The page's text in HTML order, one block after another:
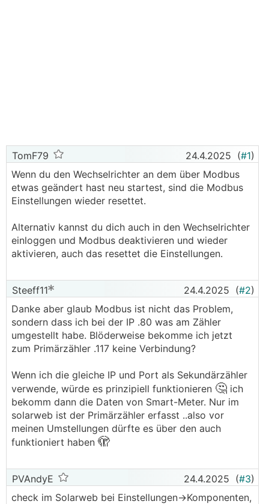
TomF79 24.4.2025 (#1)
Wenn du den Wechselrichter an dem über Modbus
etwas geändert hast neu startest, sind die Modbus
Einstellungen wieder resettet.
Alternativ kannst du dich auch in den Wechselrichter
einloggen und Modbus deaktivieren und wieder
aktivieren, auch das resettet die Einstellungen.
Steeff11 24.4.2025 (#2)
Danke aber glaub Modbus ist nicht das Problem,
sondern dass ich bei der IP .80 was am Zähler
umgestellt habe. Blöderweise bekomme ich jetzt
zum Primärzähler .117 keine Verbindung?
Wenn ich die gleiche IP und Port als Sekundärzähler
verwende, würde es prinzipiell funktionieren 🤔 ich
bekomm dann die Daten von Smart-Meter. Nur im
solarweb ist der Primärzähler erfasst ..also vor
meinen Umstellungen dürfte es über den auch
funktioniert haben 🫣
PVAndyE 24.4.2025 (#3)
check im Solarweb bei Einstellungen->Komponenten,